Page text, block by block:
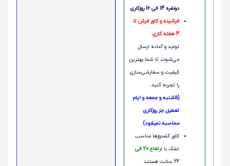
دونفره 14 الی 16 روزکاری
فرشینه و کاور فرش تا
4 هفته کاری
تولید و آماده ارسال
می‌شوند تا شما بهترین
کیفیت و سفارشی‌سازی
را تجربه کنید.
(5شنبه و جمعه و ایام
تعطیل جز روزکاری
محاسبه نمیشود)
کاور کشدوزها مناسب
تشک با ا
رتفاع 20 الی
22 سانت هستند